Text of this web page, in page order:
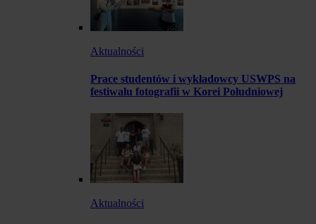
Aktualności
Prace studentów i wykładowcy USWPS na
festiwalu fotografii w Korei Południowej
Aktualności